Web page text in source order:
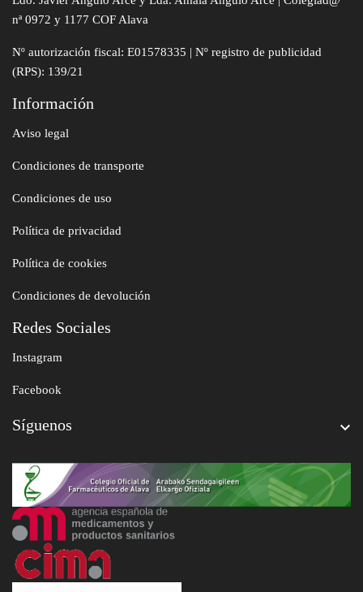
nª 0972 y 1177 COF Alava
Nº autorización fiscal: E01578335 | Nº registro de publicidad
(RPS): 139/21
Información
Aviso legal
Condiciones de transporte
Condiciones de uso
Política de privacidad
Política de cookies
Condiciones de devolución
Redes Sociales
Instagram
Facebook
Síguenos 